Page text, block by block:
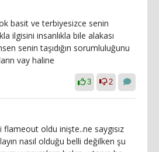
basit ve terbiyesizce senin
ilgisini insanlıkla bile alakası
senin taşıdığın sorumluluğunu
vay haline
3 2
oldu inişte..ne saygısız
nasıl olduğu belli değilken şu